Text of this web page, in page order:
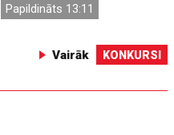
Papildināts 13:11
Vairāk KONKURSI